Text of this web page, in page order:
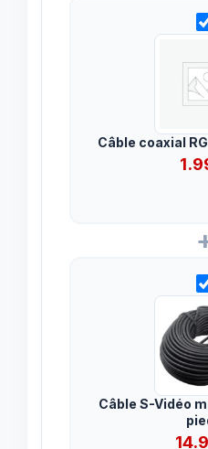
Câble coaxial
Câble S-Vidéo